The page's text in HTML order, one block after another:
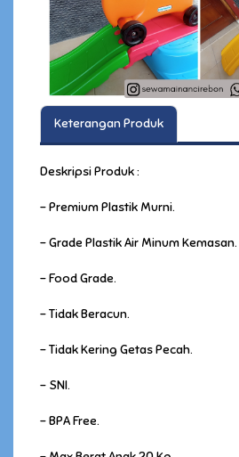
Keterangan Produk
Deskripsi Produk :
- Premium Plastik Murni.
- Grade Plastik Air Minum Kemasan.
- Food Grade.
- Tidak Beracun.
- Tidak Kering Getas Pecah.
- SNI.
- BPA Free.